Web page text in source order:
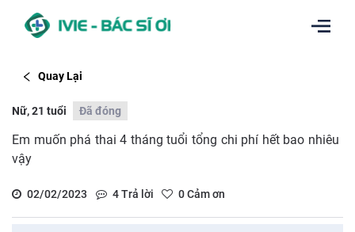
Quay Lại
Nữ, 21 tuổi Đã đóng
Em muốn phá thai 4 tháng tuổi tổng chi phí hết bao nhiêu
vậy
02/02/2023 4Trả lời 0Cảm ơn